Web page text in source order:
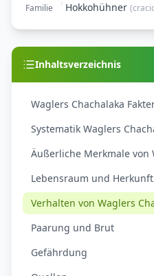
Familie
Hokkohühner (
Inhaltsverzeichnis
Waglers Chachalaka
Systematik Waglers
Äußerliche Merkmale von
Lebensraum und Herkunft
Verhalten von Waglers
Paarung und Brut
Gefährdung